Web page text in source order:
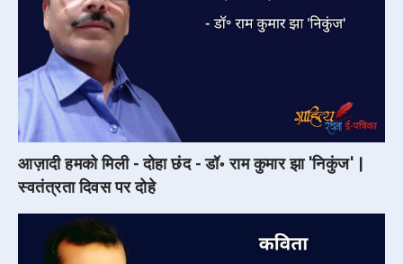
आज़ादी हमको मिली - दोहा छंद - डॉ॰ राम कुमार झा 'निकुंज' |
स्वतंत्रता दिवस पर दोहे